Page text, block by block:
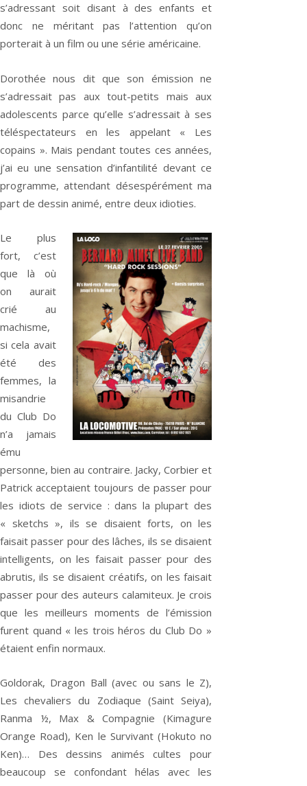
s’adressant soit disant à des enfants et
donc ne méritant pas l’attention qu’on
porterait à un film ou une série américaine.
Dorothée nous dit que son émission ne
s’adressait pas aux tout-petits mais aux
adolescents parce qu’elle s’adressait à ses
téléspectateurs en les appelant « Les
copains ». Mais pendant toutes ces années,
j’ai eu une sensation d’infantilité devant ce
programme, attendant désespérément ma
part de dessin animé, entre deux idioties.
Le plus
fort, c’est
que là où
on aurait
crié au
machisme,
si cela avait
été des
femmes, la
misandrie
du Club Do
n’a jamais
ému
personne, bien au contraire. Jacky, Corbier et
Patrick acceptaient toujours de passer pour
les idiots de service : dans la plupart des
« sketchs », ils se disaient forts, on les
faisait passer pour des lâches, ils se disaient
intelligents, on les faisait passer pour des
abrutis, ils se disaient créatifs, on les faisait
passer pour des auteurs calamiteux. Je crois
que les meilleurs moments de l’émission
furent quand « les trois héros du Club Do »
étaient enfin normaux.
Goldorak, Dragon Ball (avec ou sans le Z),
Les chevaliers du Zodiaque (Saint Seiya),
Ranma ½, Max & Compagnie (Kimagure
Orange Road), Ken le Survivant (Hokuto no
Ken)… Des dessins animés cultes pour
beaucoup se confondant hélas avec les